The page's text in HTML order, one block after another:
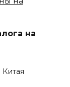
на